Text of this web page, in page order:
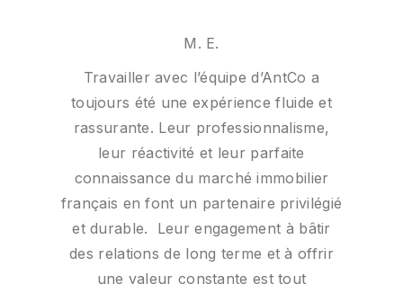
M. E.
Travailler avec l’équipe d’AntCo a
toujours été une expérience fluide et
rassurante. Leur professionnalisme,
leur réactivité et leur parfaite
connaissance du marché immobilier
français en font un partenaire privilégié
et durable. Leur engagement à bâtir
des relations de long terme et à offrir
une valeur constante est tout
F L I P
AntCo m’a accompagné dans la
création d’une SARL en France pour
l’acquisition d’une villa, ainsi que dans le
suivi de conformité aux différentes
réglementations françaises. Leur
accompagnement, de la constitution de
la société à la revue juridique des
contrats, en passant par les conseils
fiscaux et la gestion comptable, s’est